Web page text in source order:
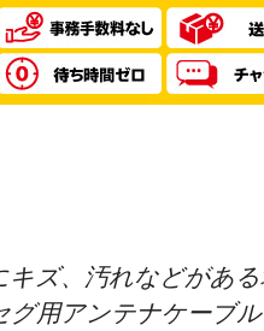
ズ、汚れなどがある
グ用アンテナケーブ